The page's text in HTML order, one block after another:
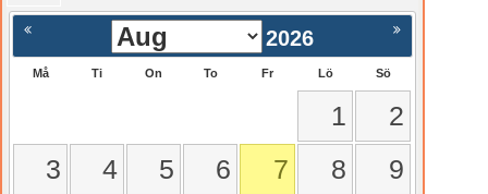
2026
Må Ti On To Fr Lö Sö
1
2
3
4 5 6 7 8
9